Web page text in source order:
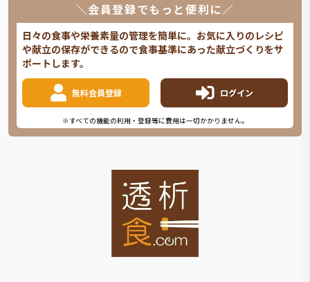
＼会員登録でもっと便利に／
日々の食事や栄養素量の管理を簡単に。お気に入りのレシピ
や献立の保存ができるので食事基準にあった献立づくりをサ
ポートします。
無料会員登録 ログイン
※すべての機能の利用・登録等に費用は一切かかりません。